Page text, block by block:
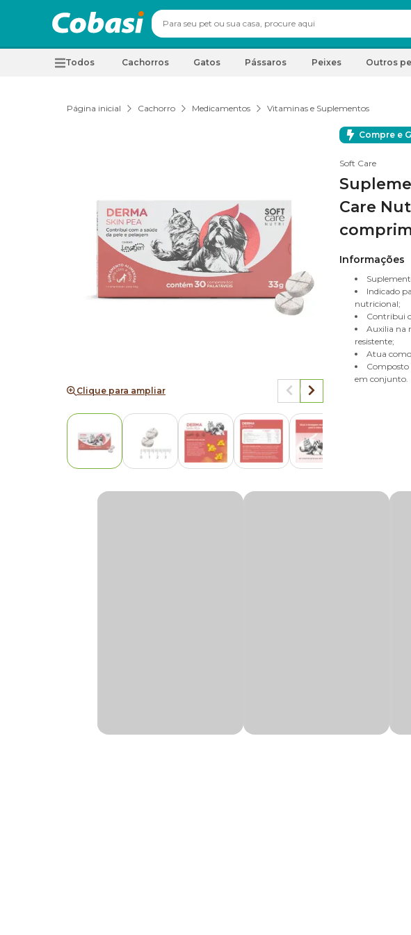
Todos Cachorros Gatos Pássaros Peixes Outros
Página inicial Cachorro Medicamentos Vitaminas e Suplementos
Clique para ampliar
Compre e
Soft Care
Care
Informações
Indicado
nutricional;
Contribui
Auxilia na
resistente;
Atua como
Composto
em conjunto.